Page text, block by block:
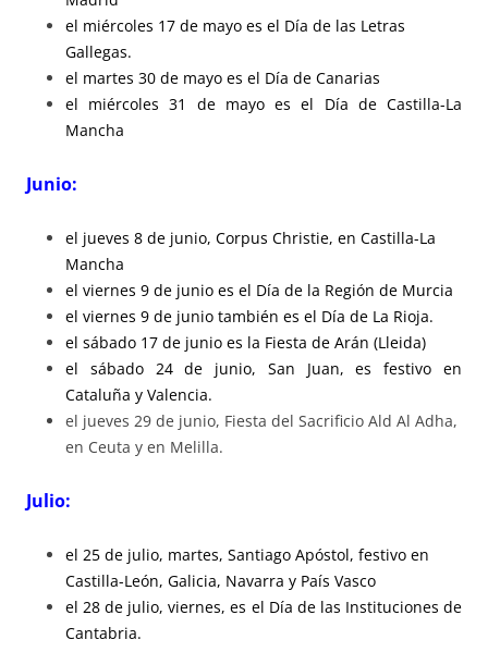
el miércoles 17 de mayo es el Día de las Letras
Gallegas.
el martes 30 de mayo es el Día de Canarias
el miércoles 31 de mayo es el Día de Castilla-La
Mancha
Junio:
el jueves 8 de junio, Corpus Christie, en Castilla-La
Mancha
el viernes 9 de junio es el Día de la Región de Murcia
el viernes 9 de junio también es el Día de La Rioja.
el sábado 17 de junio es la Fiesta de Arán (Lleida)
el sábado 24 de junio, San Juan, es festivo en
Cataluña y Valencia.
el jueves 29 de junio, Fiesta del Sacrificio Ald Al Adha,
en Ceuta y en Melilla.
Julio:
el 25 de julio, martes, Santiago Apóstol, festivo en
Castilla-León, Galicia, Navarra y País Vasco
el 28 de julio, viernes, es el Día de las Instituciones de
Cantabria.